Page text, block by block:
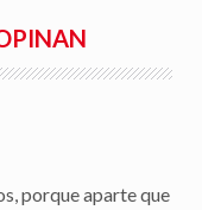
porque aparte que